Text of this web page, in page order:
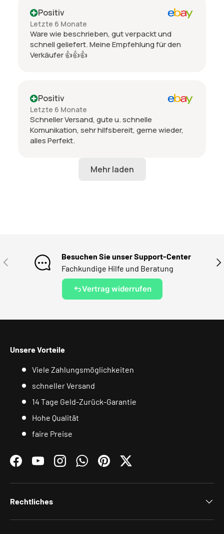
Positiv
Letzte 6 Monate
Ware wie beschrieben, gut verpackt und
schnell geliefert. Meine Empfehlung für den
Verkäufer 👍👍👍
Positiv
Letzte 6 Monate
Schneller Versand, gute u. schnelle
Komunikation, sehr hilfsbereit, gerne wieder,
alles Perfekt.
VORHERIGE
Besuchen Sie unser Support-Center
Fachkundige Hilfe und Beratung
Vertrag widerrufen
Unsere Vorteile
Viele Zahlungsmöglichkeiten
schneller Versand
14 Tage Geld-Zurück-Garantie
Hohe Qualität
faire Preise
FacebookYouTubeInstagramWhatsAppPinterestTwitter
Rechtliches